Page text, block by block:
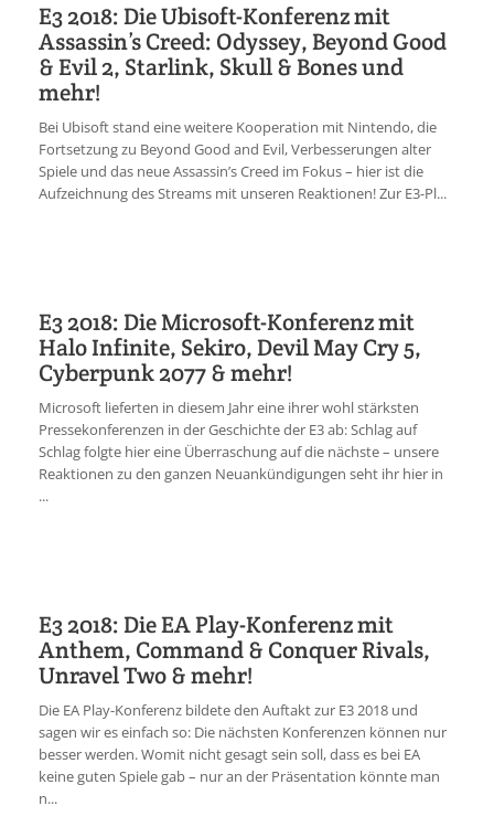
E3 2018: Die Ubisoft-Konferenz mit
Assassin’s Creed: Odyssey, Beyond Good
& Evil 2, Starlink, Skull & Bones und
mehr!
Bei Ubisoft stand eine weitere Kooperation mit Nintendo, die
Fortsetzung zu Beyond Good and Evil, Verbesserungen alter
Spiele und das neue Assassin’s Creed im Fokus – hier ist die
Aufzeichnung des Streams mit unseren Reaktionen! Zur E3-Pl...
E3 2018: Die Microsoft-Konferenz mit
Halo Infinite, Sekiro, Devil May Cry 5,
Cyberpunk 2077 & mehr!
Microsoft lieferten in diesem Jahr eine ihrer wohl stärksten
Pressekonferenzen in der Geschichte der E3 ab: Schlag auf
Schlag folgte hier eine Überraschung auf die nächste – unsere
Reaktionen zu den ganzen Neuankündigungen seht ihr hier in
...
E3 2018: Die EA Play-Konferenz mit
Anthem, Command & Conquer Rivals,
Unravel Two & mehr!
Die EA Play-Konferenz bildete den Auftakt zur E3 2018 und
sagen wir es einfach so: Die nächsten Konferenzen können nur
besser werden. Womit nicht gesagt sein soll, dass es bei EA
keine guten Spiele gab – nur an der Präsentation könnte man
n...